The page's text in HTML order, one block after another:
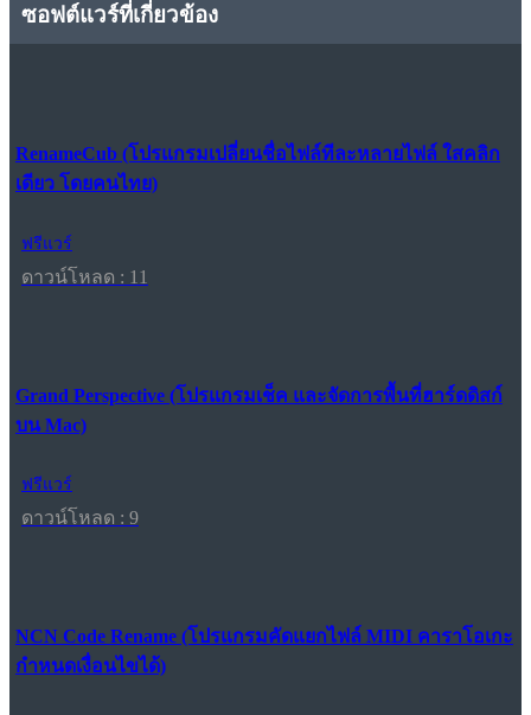
ซอฟต์แวร์ที่เกี่ยวข้อง
RenameCub (โปรแกรมเปลี่ยนชื่อไฟล์ทีละหลายไฟล์ ใสคลิก
เดียว โดยคนไทย)
ฟรีแวร์
ดาวน์โหลด : 11
Grand Perspective (โปรแกรมเช็ค และจัดการพื้นที่ฮาร์ดดิสก์
บน Mac)
ฟรีแวร์
ดาวน์โหลด : 9
NCN Code Rename (โปรแกรมคัดแยกไฟล์ MIDI คาราโอเกะ
กำหนดเงื่อนไขได้)